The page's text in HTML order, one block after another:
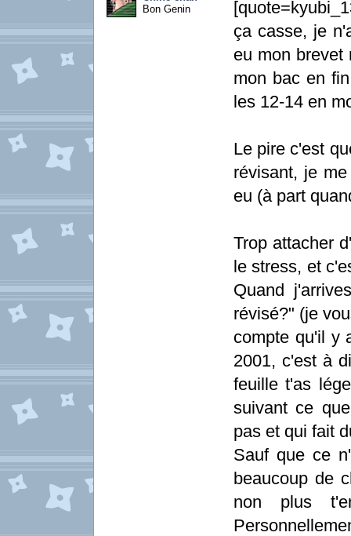
Bon Genin
ça casse, je
eu mon brevet
mon bac en
les 12-14 en
Le pire c'est
révisant, je
eu (à part
Trop attacher
le stress, et
Quand
révisé?" (je
compte qu'il y
2001, c'est à
feuille t'as
suivant ce
pas et qui fait
Sauf que ce
beaucoup de
non plus